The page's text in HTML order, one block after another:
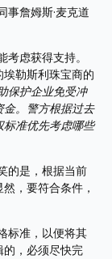
事詹姆斯·麦克道
虑获得支持。
勒斯利珠宝商的
保护企业免受冲
。警方根据过去
准优先考虑哪些
的是，根据当前
，要符合条件，
标准，以便将其
，必须尽快完